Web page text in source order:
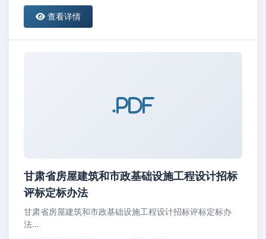
查看详情
.pdf
甘肃省房屋建筑和市政基础设施工程设计招标
评标定标办法
甘肃省房屋建筑和市政基础设施工程设计招标评标定标办
法...